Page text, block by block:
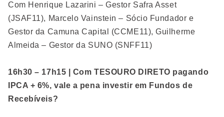
Com Henrique Lazarini – Gestor Safra Asset
(JSAF11), Marcelo Vainstein – Sócio Fundador e
Gestor da Camuna Capital (CCME11), Guilherme
Almeida – Gestor da SUNO (SNFF11)
16h30 – 17h15 | Com TESOURO DIRETO pagando
IPCA + 6%, vale a pena investir em Fundos de
Recebíveis?